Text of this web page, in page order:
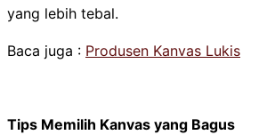
yang lebih tebal.
Baca juga : Produsen Kanvas Lukis
Tips Memilih Kanvas yang Bagus